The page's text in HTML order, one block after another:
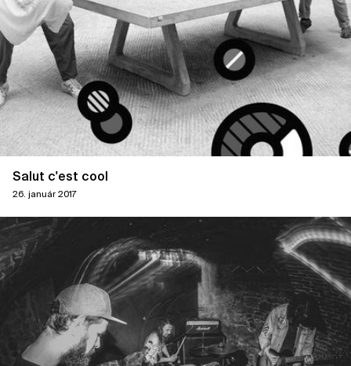
Salut c'est cool
26. január 2017